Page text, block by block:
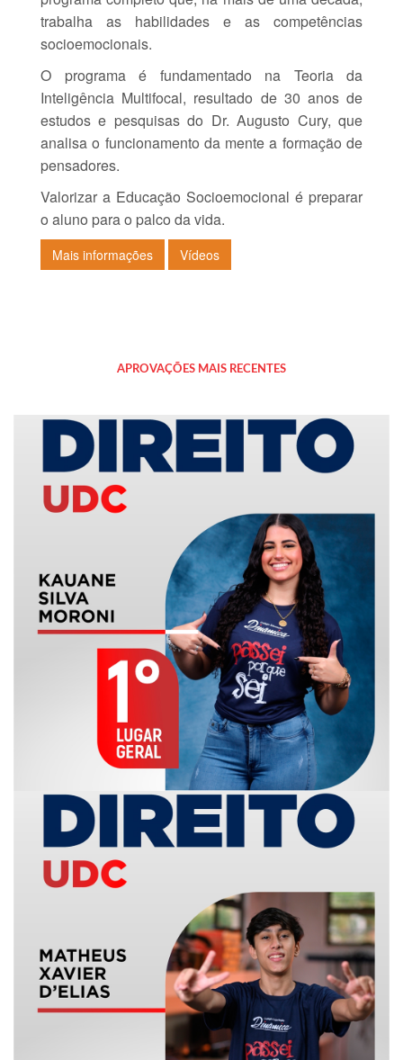
trabalha as habilidades e as competências
socioemocionais.
O programa é fundamentado na Teoria da
Inteligência Multifocal, resultado de 30 anos de
estudos e pesquisas do Dr. Augusto Cury, que
analisa o funcionamento da mente a formação de
pensadores.
Valorizar a Educação Socioemocional é preparar
o aluno para o palco da vida.
Mais informações Vídeos
APROVAÇÕES MAIS RECENTES